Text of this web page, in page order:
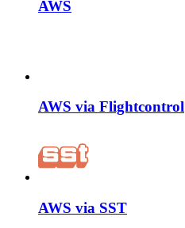
AWS
AWS via Flightcontrol
AWS via SST